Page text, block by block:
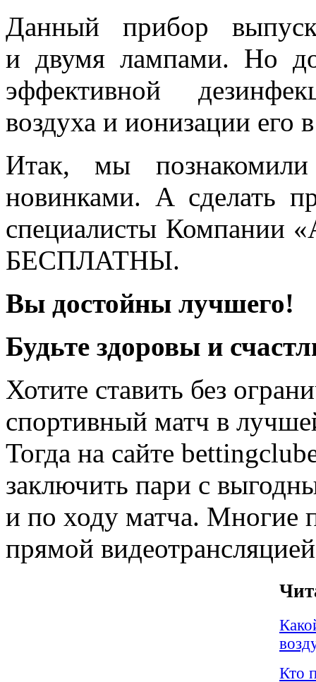
Данный прибор
и двумя лампами. Но
эффективной
воздуха и ионизации его
Итак, мы
новинками. А сделать
специалисты Компании
БЕСПЛАТНЫ.
Вы достойны лучшего!
Будьте здоровы и
Хотите ставить без
спортивный матч в
Тогда на сайте
заключить пари с
и по ходу матча. Многие
прямой
Кто